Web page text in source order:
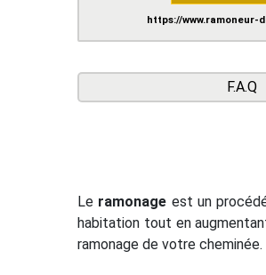
https://www.ramoneur-
F.A.Q
Le ramonage est un
habitation tout en
ramonage de votre cheminée.